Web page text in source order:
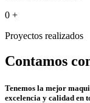
0 +
Proyectos realizados
Contamos
Tenemos la mejor
excelencia y calidad en